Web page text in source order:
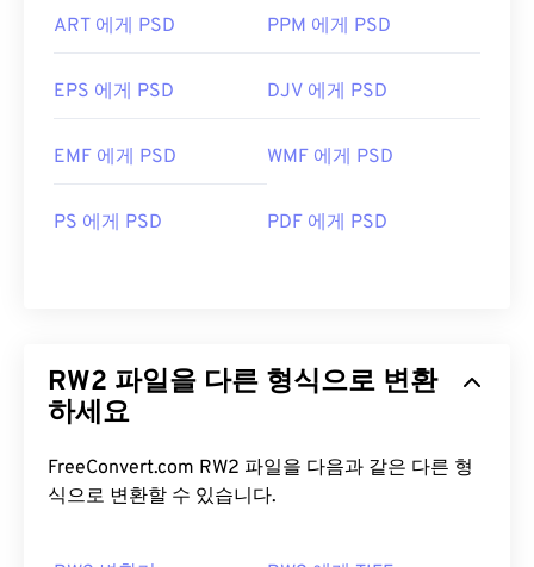
ART 에게 PSD PPM 에게 PSD
EPS 에게 PSD DJV 에게 PSD
EMF 에게 PSD WMF 에게 PSD
PS 에게 PSD PDF 에게 PSD
RW2 파일을 다른 형식으로 변환
하세요
FreeConvert.com RW2 파일을 다음과 같은 다른 형
식으로 변환할 수 있습니다.